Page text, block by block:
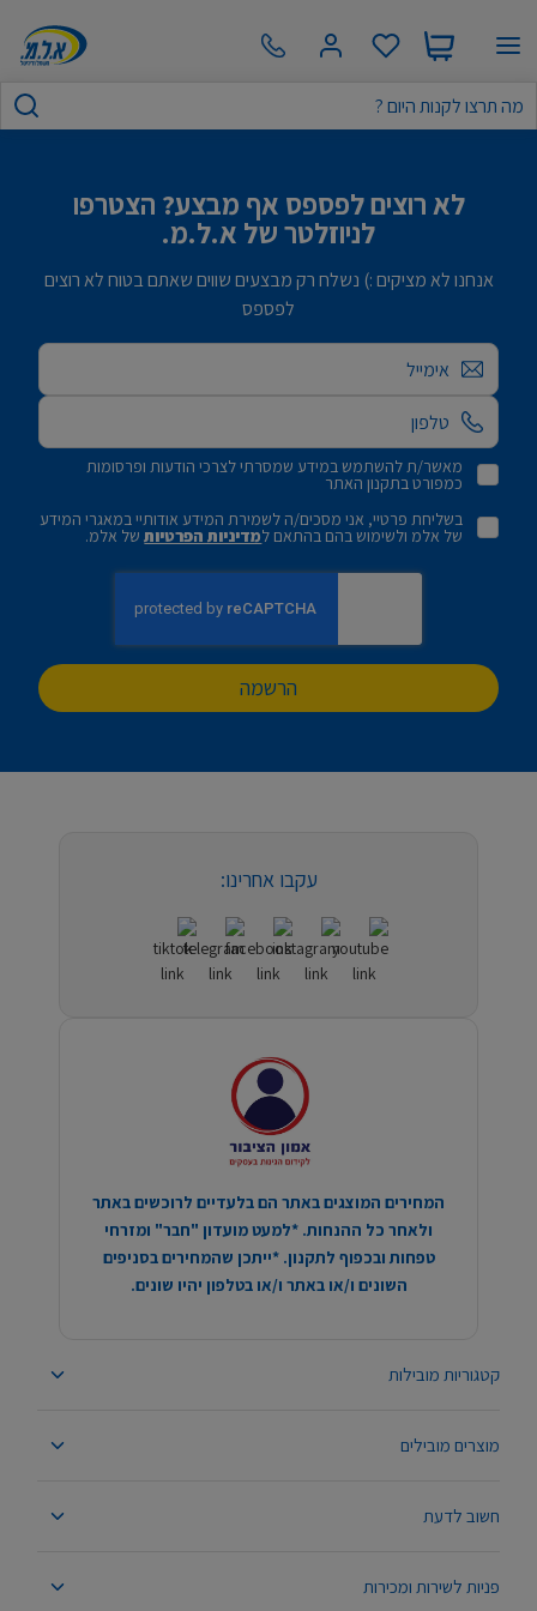
לא רוצים לפספס אף מבצע? הצטרפו
לניוזלטר של א.ל.מ.
אנחנו לא מציקים :) נשלח רק מבצעים שווים שאתם בטוח לא רוצים
לפספס
אימייל
מאשר/ת להשתמש במידע שמסרתי לצרכי הודעות ופרסומות
כמפורט בתקנון האתר
בשליחת פרטיי, אני מסכים/ה לשמירת המידע אודותיי במאגרי המידע
של אלמ ולשימוש בהם בהתאם למדיניות הפרטיותשל אלמ.
הרשמה
קטגוריות מובילות
מוצרים מובילים
חשוב לדעת
פניות לשירות ומכירות
עקבו אחרינו:
המחירים המוצגים באתר הם בלעדיים לרוכשים באתר
ולאחר כל ההנחות. *למעט מועדון "חבר" ומזרחי
טפחות ובכפוף לתקנון. *ייתכן שהמחירים בסניפים
השונים ו/או באתר ו/או בטלפון יהיו שונים.